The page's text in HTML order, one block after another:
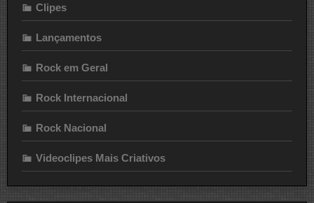
Clipes
Lançamentos
Rock em Geral
Rock Internacional
Rock Nacional
Videoclipes Mais Criativos